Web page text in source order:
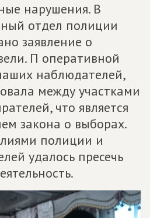
нарушения. В
отдел полиции
заявление о
П оперативной
наблюдателей,
между участками
что является
закона о выборах.
полиции и
удалось пресечь